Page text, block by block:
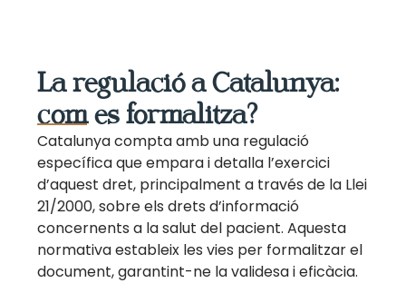
La regulació a Catalunya:
com es formalitza?
Catalunya compta amb una regulació
específica que empara i detalla l’exercici
d’aquest dret, principalment a través de la Llei
21/2000, sobre els drets d’informació
concernents a la salut del pacient. Aquesta
normativa estableix les vies per formalitzar el
document, garantint-ne la validesa i eficàcia.